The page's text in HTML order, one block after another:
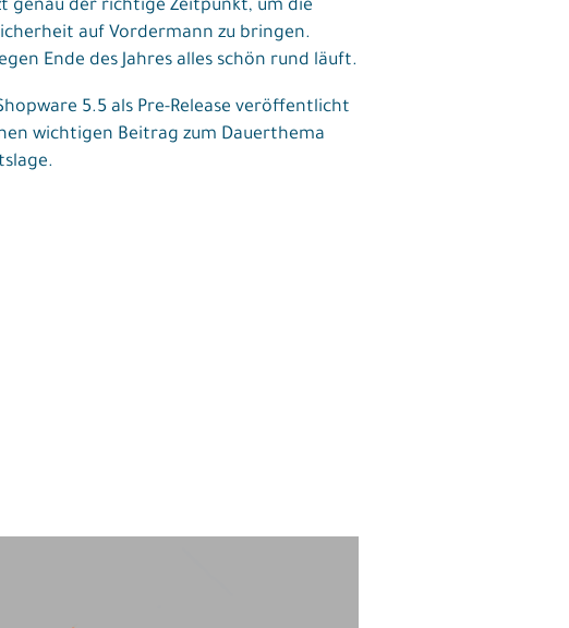
genau der richtige Zeitpunkt, um die
auf Vordermann zu bringen.
Ende des Jahres alles schön rund läuft.
5.5 als Pre-Release veröffentlicht
wichtigen Beitrag zum Dauerthema